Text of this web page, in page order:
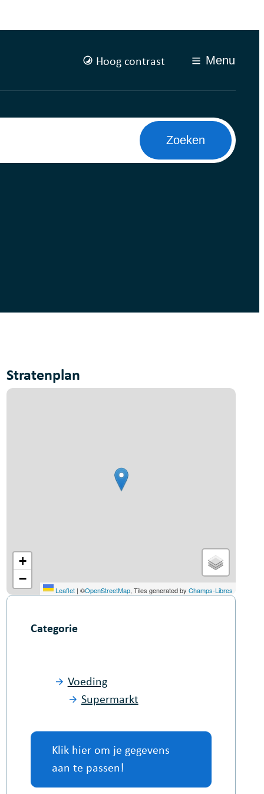
Hoog contrast Menu
Zoeken
Stratenplan
+
−
Leaflet | ©OpenStreetMap, Tiles generated by Champs-Libres
Categorie
Voeding
Supermarkt
Klik hier om je gegevens
aan te passen!